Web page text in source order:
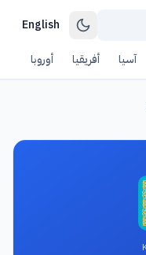
English
آسيا أفريقيا أوروبا